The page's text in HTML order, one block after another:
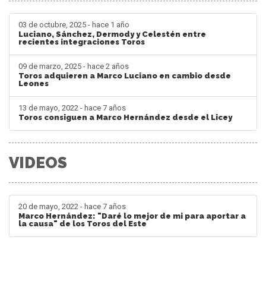
03 de octubre, 2025 - hace 1 año
Luciano, Sánchez, Dermody y Celestén entre
recientes integraciones Toros
09 de marzo, 2025 - hace 2 años
Toros adquieren a Marco Luciano en cambio desde
Leones
13 de mayo, 2022 - hace 7 años
Toros consiguen a Marco Hernández desde el Licey
VIDEOS
20 de mayo, 2022 - hace 7 años
Marco Hernández: "Daré lo mejor de mi para aportar a
la causa" de los Toros del Este